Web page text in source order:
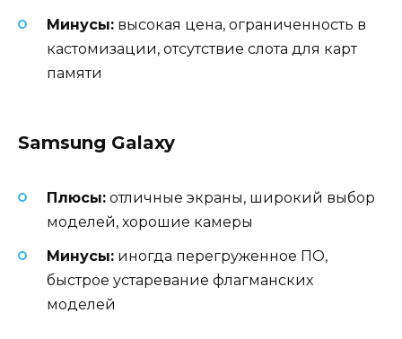
Минусы: высокая цена, ограниченность в
кастомизации, отсутствие слота для карт
памяти
Samsung Galaxy
Плюсы: отличные экраны, широкий выбор
моделей, хорошие камеры
Минусы: иногда перегруженное ПО,
быстрое устаревание флагманских
моделей